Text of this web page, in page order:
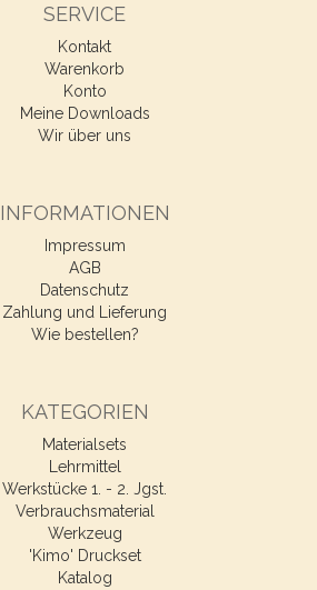
SERVICE
Kontakt
Warenkorb
Konto
Meine Downloads
Wir über uns
INFORMATIONEN
Impressum
AGB
Datenschutz
Zahlung und Lieferung
Wie bestellen?
KATEGORIEN
Materialsets
Lehrmittel
Werkstücke 1. - 2. Jgst.
Verbrauchsmaterial
Werkzeug
'Kimo' Druckset
Katalog